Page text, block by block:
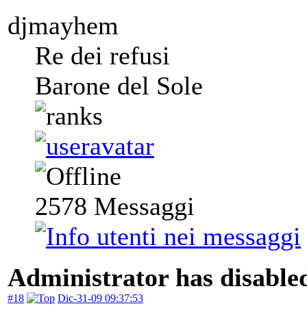
djmayhem
Re dei refusi
Barone del Sole
2578 Messaggi
Administrator has
#18 Dic-31-09 09:37:53